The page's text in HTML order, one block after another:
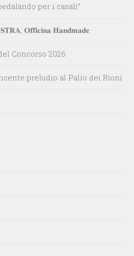
per i casali”
𝐎𝐟𝐟𝐢𝐜𝐢𝐧𝐚 𝐇𝐚𝐧𝐝𝐦𝐚𝐝𝐞
Concorso 2026
preludio al Palio dei Rioni